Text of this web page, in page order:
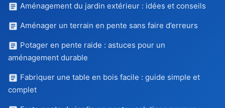
Aménagement du jardin extérieur : idées et conseils
Aménager un terrain en pente sans faire d’erreurs
Potager en pente raide : astuces pour un
aménagement durable
Fabriquer une table en bois facile : guide simple et
complet